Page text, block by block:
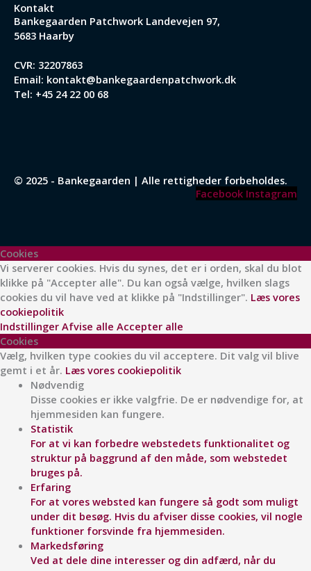
Kontakt
Bankegaarden Patchwork Landevejen 97,
5683 Haarby
CVR: 32207863
Email: kontakt@bankegaardenpatchwork.dk
Tel: +45 24 22 00 68
© 2025 - Bankegaarden | Alle rettigheder forbeholdes.
Facebook Instagram
Cookies
Vi serverer cookies. Hvis du synes, det er i orden, skal du blot
klikke på "Accepter alle". Du kan også vælge, hvilken slags
cookies du vil have ved at klikke på "Indstillinger". Læs vores
cookiepolitik
Indstillinger Afvise alle Accepter alle
Cookies
Vælg, hvilken type cookies du vil acceptere. Dit valg vil blive
gemt i et år. Læs vores cookiepolitik
Nødvendig
Disse cookies er ikke valgfrie. De er nødvendige for, at
hjemmesiden kan fungere.
Statistik
For at vi kan forbedre webstedets funktionalitet og
struktur på baggrund af den måde, som webstedet
bruges på.
Erfaring
For at vores websted kan fungere så godt som muligt
under dit besøg. Hvis du afviser disse cookies, vil nogle
funktioner forsvinde fra hjemmesiden.
Markedsføring
Ved at dele dine interesser og din adfærd, når du